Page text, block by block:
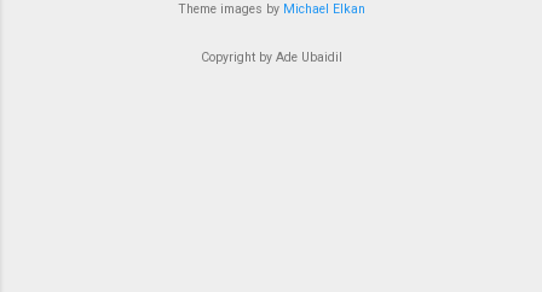
Theme images by Michael Elkan
Copyright by Ade Ubaidil